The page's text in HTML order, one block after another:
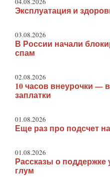
Эксплуатация и
03.08.2026
В России начали
спам
02.08.2026
10 часов внеурочки —
заплатки
01.08.2026
Еще раз про подсчет
01.08.2026
Рассказы о поддержке
глум